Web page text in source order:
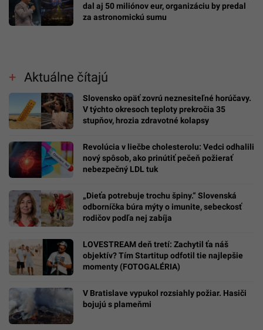
dal aj 50 miliónov eur, organizáciu by predal
za astronomickú sumu
Aktuálne čítajú
Slovensko opäť zovrú neznesiteľné horúčavy.
V týchto okresoch teploty prekročia 35
stupňov, hrozia zdravotné kolapsy
Revolúcia v liečbe cholesterolu: Vedci odhalili
nový spôsob, ako prinútiť pečeň požierať
nebezpečný LDL tuk
„Dieťa potrebuje trochu špiny.“ Slovenská
odborníčka búra mýty o imunite, sebeckosť
rodičov podľa nej zabíja
LOVESTREAM deň tretí: Zachytil ťa náš
objektív? Tím Startitup odfotil tie najlepšie
momenty (FOTOGALÉRIA)
V Bratislave vypukol rozsiahly požiar. Hasiči
bojujú s plameňmi